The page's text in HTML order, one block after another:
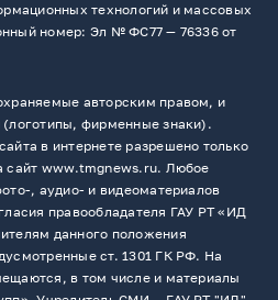
технологий и массовых
номер: Эл № ФС77 — 76336 от
авторским правом, и
(логотипы, фирменные знаки).
в интернете разрешено только
сайт www.tmgnews.ru. Любое
, аудио- и видеоматериалов
правообладателя ГАУ РТ «ИД
данного положения
ст. 1301 ГК РФ. На
в том числе и материалы